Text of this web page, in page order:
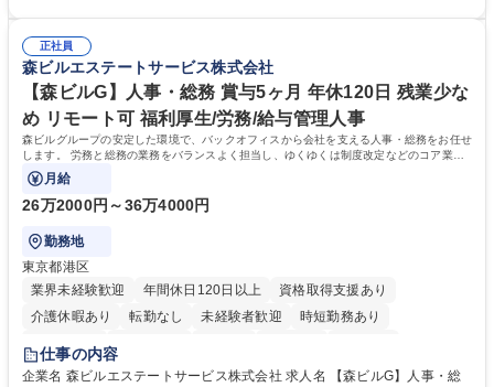
幅広い業務の体得が可能で、多様なキャリアパスを描くことも可能です。
募集職種 【総務】未経験歓迎◎/リモート可/世界で唯一の事業/福利厚生◎/
再雇用有
対処できる・新しいことに興味関心がある 【魅力】■自己啓発支援：資格
取得や通信教育など費用の80%（年間25万円まで）を補助 ■住宅手当：家
賃の50%（月額7万円まで）を補助 学歴・資格 学歴：大学院 大学 語学
力： 資格：
正社員
森ビルエステートサービス株式会社
【森ビルG】人事・総務 賞与5ヶ月 年休120日 残業少な
め リモート可 福利厚生/労務/給与管理人事
森ビルグループの安定した環境で、バックオフィスから会社を支える人事・総務をお任せ
します。 労務と総務の業務をバランスよく担当し、ゆくゆくは制度改定などのコア業務
にも挑戦できる、やりがいある環境です。
月給
26万2000円～36万4000円
勤務地
東京都港区
業界未経験歓迎
年間休日120日以上
資格取得支援あり
介護休暇あり
転勤なし 未経験者歓迎
時短勤務あり
経験者歓迎
完全週休2日制
交通費支給 長期歓迎 駅近5分以内 土日祝休み
仕事の内容
企業名 森ビルエステートサービス株式会社 求人名 【森ビルG】人事・総